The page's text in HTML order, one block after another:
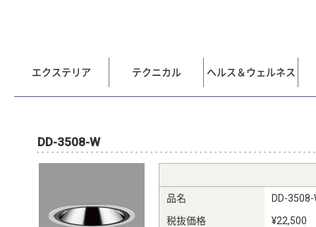
エクステリア テクニカル ヘルス＆ウェルネス
DD-3508-W
品名
DD-3508-
税抜価格
¥22,500